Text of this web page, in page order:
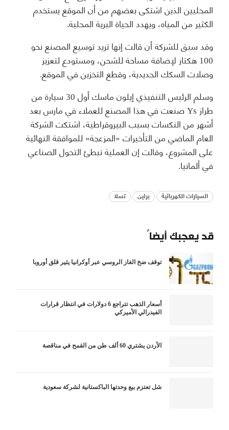
المحليين الذين اشتكى بعضهم من أن الموقع يستخدم
الكثير من المياه، ويهدد الحياة البرية المحلية.
وقد سبق للشركة أن قالت إنها تريد توسيع المصنع نحو
100 هكتار لإضافة مساحة للشحن، ومستودع لتعزيز
وصلات السكك الحديدية، وقطع التخزين في الموقع.
وسلم الرئيس التنفيذي إيلون ماسك أول 30 سيارة من
طراز Ys صنعت في هذا المصنع للعملاء في مارس بعد
أشهر من النكسات بسبب البيروقراطية، اشتكت الشركة
العام الماضي من التأخيرات «المزعجة» للموافقة النهائية
على المشروع، وقالت إن العملية تبطئ التحول الصناعي
في ألمانيا.
السيارات الكهربائية برلين تسلا
قد يعجبك أيضاً
توقف ضخ الغاز الروسي عبر أوكرانيا يثير قلق أوروبا
أسعار الذهب تتراجع 6 دولارات في انتظار قرارات
الفيدرالي الأميركي
الأردن يشتري 60 ألف طن من القمح في مناقصة
شل تعتزم بيع وحدتها الباكستانية لشركة سعودية